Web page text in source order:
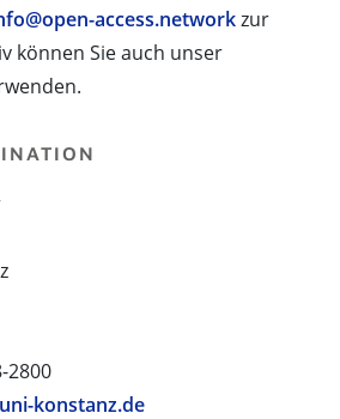
access.networkzur
können Sie auch unser
2800
konstanz.de